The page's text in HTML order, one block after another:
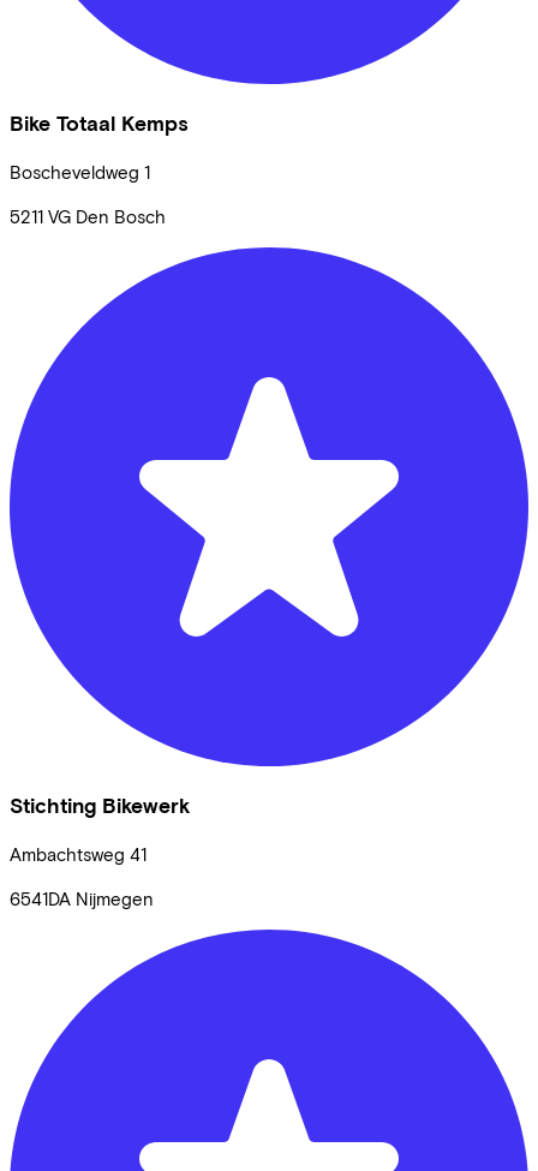
Bike Totaal Kemps
Boscheveldweg 1
5211 VG Den Bosch
Stichting Bikewerk
Ambachtsweg 41
6541DA Nijmegen